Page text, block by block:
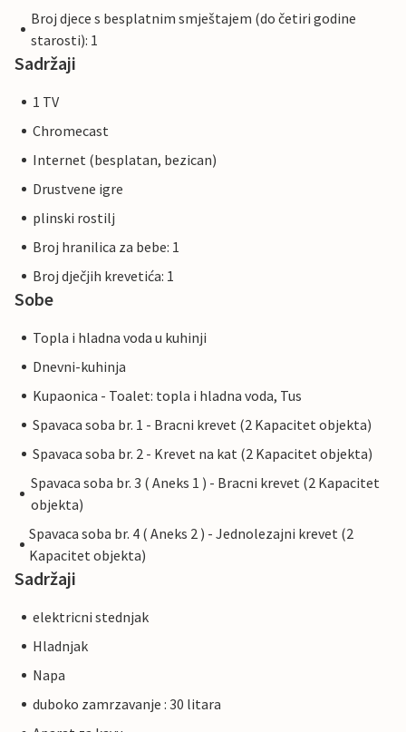
Broj djece s besplatnim smještajem (do četiri godine
starosti): 1
Sadržaji
1 TV
Chromecast
Internet (besplatan, bezican)
Drustvene igre
plinski rostilj
Broj hranilica za bebe: 1
Broj dječjih krevetića: 1
Sobe
Topla i hladna voda u kuhinji
Dnevni-kuhinja
Kupaonica - Toalet: topla i hladna voda, Tus
Spavaca soba br. 1 - Bracni krevet (2 Kapacitet objekta)
Spavaca soba br. 2 - Krevet na kat (2 Kapacitet objekta)
Spavaca soba br. 3 ( Aneks 1 ) - Bracni krevet (2 Kapacitet
objekta)
Spavaca soba br. 4 ( Aneks 2 ) - Jednolezajni krevet (2
Kapacitet objekta)
Sadržaji
elektricni stednjak
Hladnjak
Napa
duboko zamrzavanje : 30 litara